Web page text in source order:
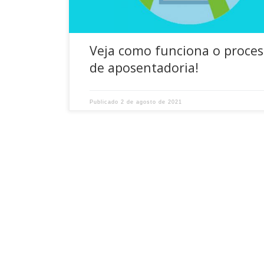
Veja como funciona o
de aposentadoria!
Publicado2 de agosto de 2021